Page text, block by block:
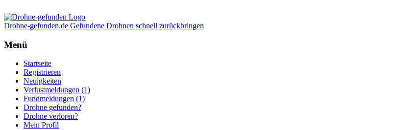
Drohne-gefunden.de Gefundene Drohnen schnell zurückbringen
Menü
Startseite
Registrieren
Neuigkeiten
Verlustmeldungen (1)
Fundmeldungen (1)
Drohne gefunden?
Drohne verloren?
Mein Profil